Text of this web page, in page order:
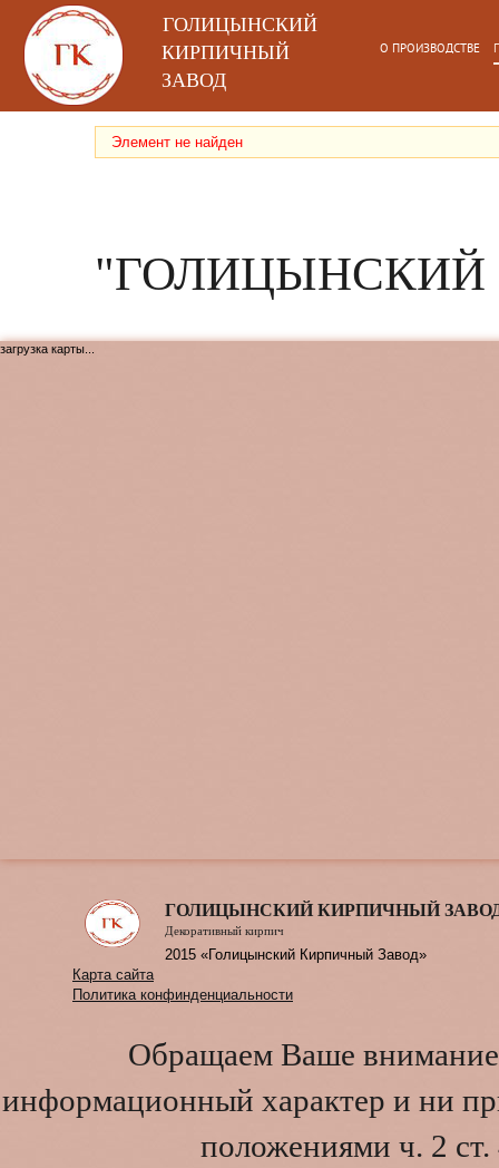
ГОЛИЦЫНСКИЙ
КИРПИЧНЫЙ
ЗАВОД
О ПРОИЗВОДСТВЕ
Элемент не найден
"ГОЛИЦЫНСКИЙ
загрузка карты...
ГОЛИЦЫНСКИЙ КИРПИЧНЫЙ
Декоративный кирпич
2015 «Голицынский Кирпичный Завод»
Карта сайта
Политика конфинденциальности
Обращаем Ваше внимание
информационный характер и ни
положениями ч. 2